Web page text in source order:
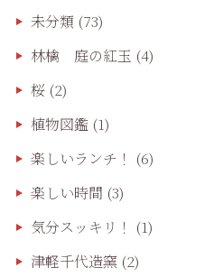
未分類 (73)
林檎 庭の紅玉 (4)
桜(2)
植物図鑑 (1)
楽しいランチ！ (6)
楽しい時間 (3)
気分スッキリ！ (1)
津軽千代造窯 (2)